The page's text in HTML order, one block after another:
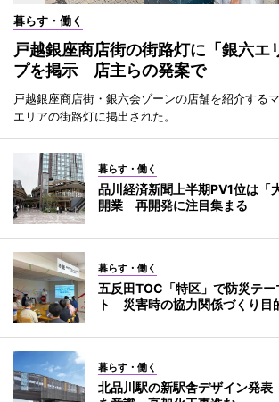
暮らす・働く
戸越銀座商店街の街路灯に「銀六エ
プを掲示 店主らの発案で
戸越銀座商店街・銀六会ゾーンの店舗を紹介する
エリアの街路灯に掲出された。
暮らす・働く
品川経済新聞上半期PV1位は「
開業 再開発に注目集まる
暮らす・働く
五反田TOC「特区」で防災テ
ト 災害時の協力関係づくり目
暮らす・働く
北品川駅の新駅舎デザイン発